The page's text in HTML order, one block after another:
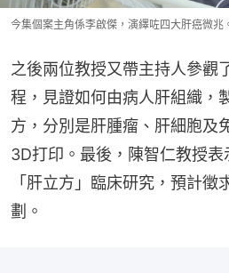
今集個案主角係李啟傑，演繹咗四大肝癌微兆
之後兩位教授又帶主持人參觀
程，見證如何由病人肝組織，
方，分別是肝腫瘤、肝細胞及
3D打印。最後，陳智仁教授
「肝立方」臨床研究，預計
劃。